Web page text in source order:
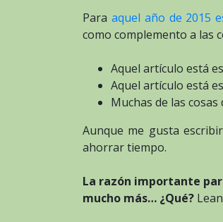
Para aquel año de 2015
como complemento a las
Aquel artículo está
Aquel artículo está
Muchas de las
Aunque me gusta
ahorrar tiempo.
La razón importante
mucho más… ¿Qué?